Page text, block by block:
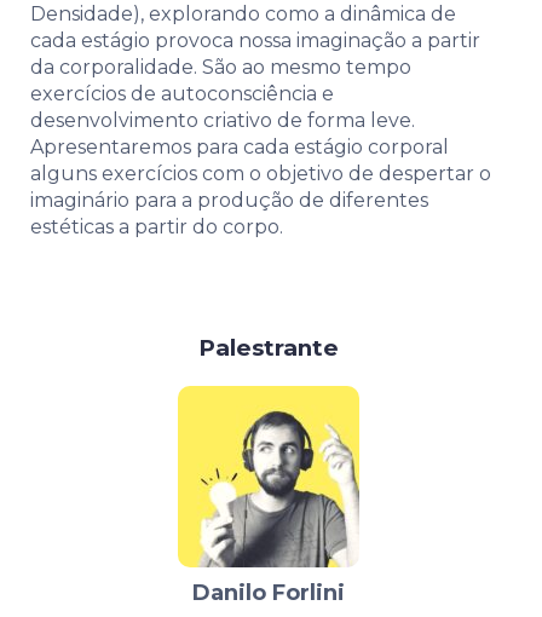
Densidade), explorando como a dinâmica de
cada estágio provoca nossa imaginação a partir
da corporalidade. São ao mesmo tempo
exercícios de autoconsciência e
desenvolvimento criativo de forma leve.
Apresentaremos para cada estágio corporal
alguns exercícios com o objetivo de despertar o
imaginário para a produção de diferentes
estéticas a partir do corpo.
Palestrante
Danilo Forlini